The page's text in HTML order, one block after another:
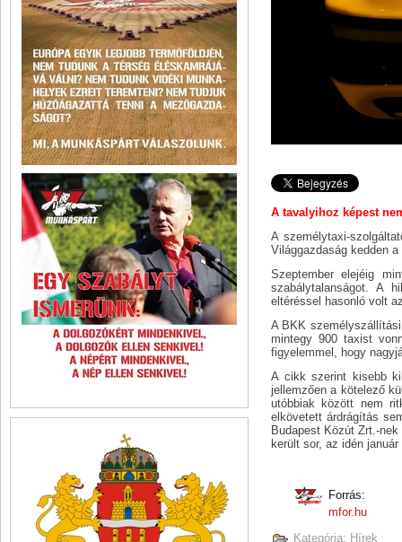
A tavalyihoz képest
A személytaxi-
Világgazdaság kedden
Szeptember elejéig
szabálytalanságot. A
eltéréssel hasonló volt
A BKK
mintegy 900 taxist
figyelemmel, hogy
A cikk szerint kisebb
jellemzően a kötelező
utóbbiak között nem
elkövetett árdrágítás
Budapest Közút Zrt.-
került sor, az idén
Forrás:
mfor.hu
Kategória: Hírek